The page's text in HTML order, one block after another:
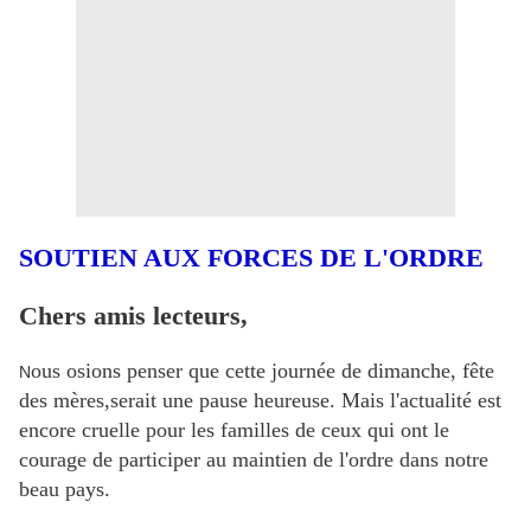
SOUTIEN AUX FORCES DE L'ORDRE
Chers amis lecteurs,
Nous osions penser que cette journée de dimanche, fête
des mères,serait une pause heureuse. Mais l'actualité est
encore cruelle pour les familles de ceux qui ont le
courage de participer au maintien de l'ordre dans notre
beau pays.